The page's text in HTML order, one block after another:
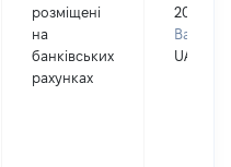
розміщені
на
банківських
рахунках
20
Валюта:
UAH